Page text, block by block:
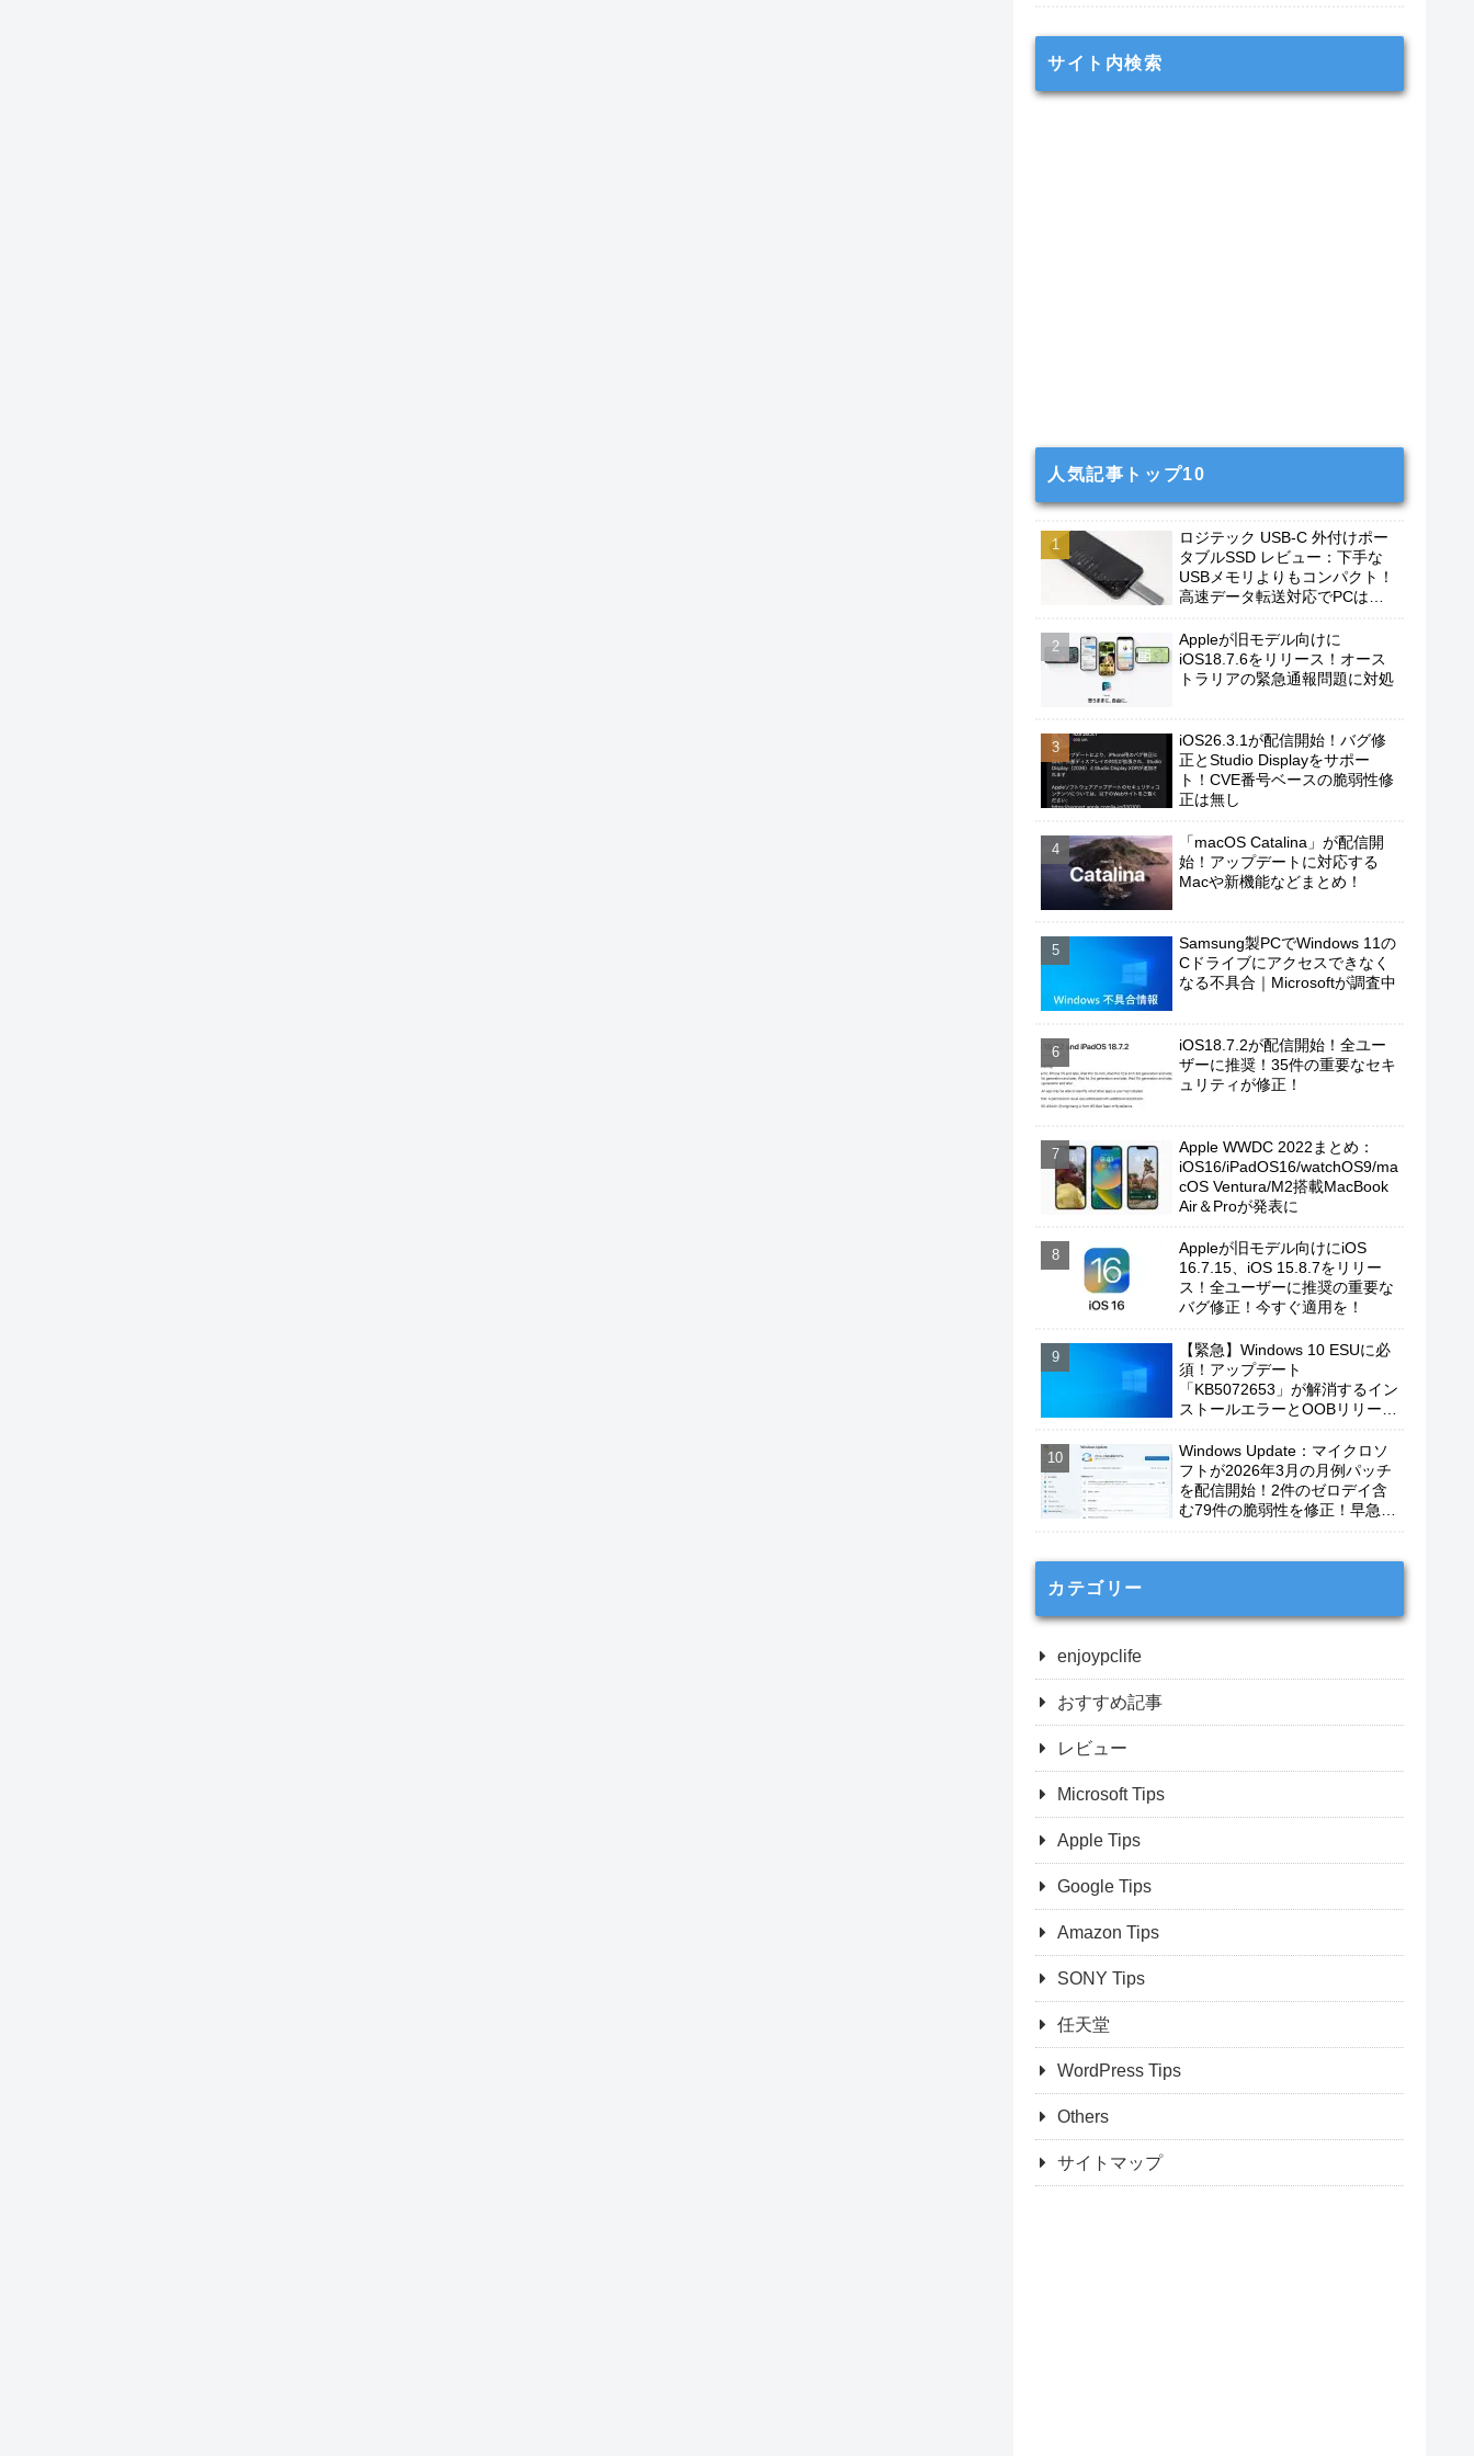
サイト内検索
人気記事トップ10
ロジテック USB-C 外付けポー
タブルSSD レビュー：下手な
USBメモリよりもコンパクト！
高速データ転送対応でPCは勿
もおすすめ！
Appleが旧モデル向けに
iOS18.7.6をリリース！オース
トラリアの緊急通報問題に対処
iOS26.3.1が配信開始！バグ修
正とStudio Displayをサポー
ト！CVE番号ベースの脆弱性修
正は無し
「macOS Catalina」が配信開
始！アップデートに対応する
Macや新機能などまとめ！
Samsung製PCでWindows 11の
Cドライブにアクセスできなく
なる不具合｜Microsoftが調査中
iOS18.7.2が配信開始！全ユー
ザーに推奨！35件の重要なセキ
ュリティが修正！
Apple WWDC 2022まとめ：
iOS16/iPadOS16/watchOS9/ma
cOS Ventura/M2搭載MacBook
Air＆Proが発表に
Appleが旧モデル向けにiOS
16.7.15、iOS 15.8.7をリリー
ス！全ユーザーに推奨の重要な
バグ修正！今すぐ適用を！
【緊急】Windows 10 ESUに必
須！アップデート
「KB5072653」が解消するイン
ストールエラーとOOBリリース
Windows Update：マイクロソ
フトが2026年3月の月例パッチ
を配信開始！2件のゼロデイ含
む79件の脆弱性を修正！早急に
カテゴリー
enjoypclife
おすすめ記事
レビュー
Microsoft Tips
Apple Tips
Google Tips
Amazon Tips
SONY Tips
任天堂
WordPress Tips
Others
サイトマップ